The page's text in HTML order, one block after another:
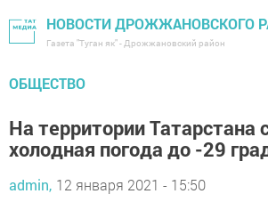
НОВОСТИ ДРОЖЖАНОВСКОГО
Газета "Туган як" - Дрожжановский район
ОБЩЕСТВО
На территории Татарстана
холодная погода до -29
admin, 12 января 2021 - 15:50